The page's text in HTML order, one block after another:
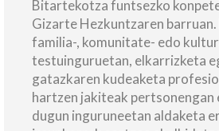
Bitartekotza funtsezko
Gizarte Hezkuntzaren
familia-, komunitate- edo
testuinguruetan, elkarrizketa
gatazkaren kudeaketa
hartzen jakiteak pertsonengan
dugun inguruneetan aldaketa